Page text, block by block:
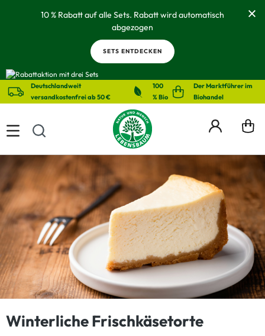
springen10 % Rabatt auf alle Sets. Rabatt wird automatisch
abgezogen
SETS ENTDECKEN
Deutschlandweit
versandkostenfrei ab 50 €
100
% Bio
Der Marktführer im
Biohandel
Winterliche Frischkäsetorte